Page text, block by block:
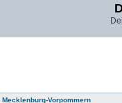
Mecklenburg-Vorpommern